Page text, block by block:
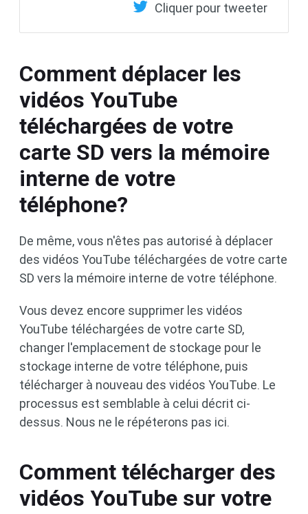
Cliquer pour tweeter
Comment déplacer les
vidéos YouTube
téléchargées de votre
carte SD vers la mémoire
interne de votre
téléphone?
De même, vous n'êtes pas autorisé à déplacer
des vidéos YouTube téléchargées de votre carte
SD vers la mémoire interne de votre téléphone.
Vous devez encore supprimer les vidéos
YouTube téléchargées de votre carte SD,
changer l'emplacement de stockage pour le
stockage interne de votre téléphone, puis
télécharger à nouveau des vidéos YouTube. Le
processus est semblable à celui décrit ci-
dessus. Nous ne le répéterons pas ici.
Comment télécharger des
vidéos YouTube sur votre